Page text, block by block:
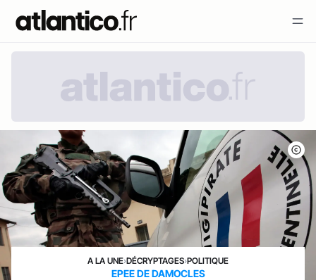
A LA UNE›DÉCRYPTAGES›POLITIQUE
EPEE DE DAMOCLES